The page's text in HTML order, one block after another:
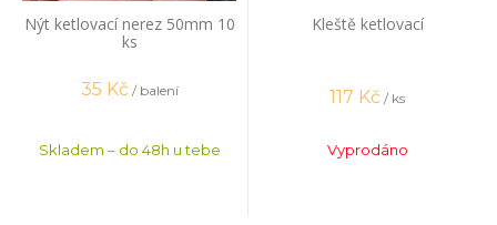
Nýt ketlovací nerez 50mm 10
ks
35 Kč / balení
Skladem – do 48h u tebe
Kleště ketlovací
117 Kč / ks
Vyprodáno